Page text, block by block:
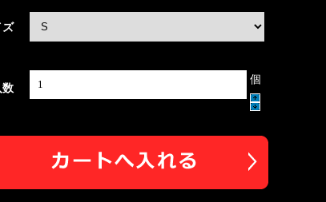
個